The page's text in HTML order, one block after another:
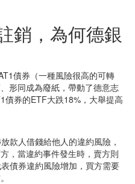
銷，為何德銀
債券（一種風險很高的可轉
形同成為廢紙，帶動了德意志
債券的ETF大跌18%，大舉提高
款人借錢給他人的違約風險，
，當違約事件發生時，賣方則
債券違約風險增加，買方需要